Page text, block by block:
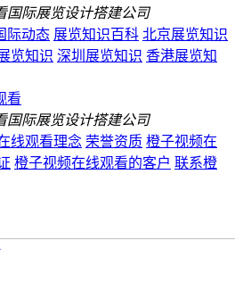
际动态 展览知识百科 北京展览知识
览知识 深圳展览知识 香港展览知
看
线观看理念 荣誉资质 橙子视频在
橙子视频在线观看的客户 联系橙